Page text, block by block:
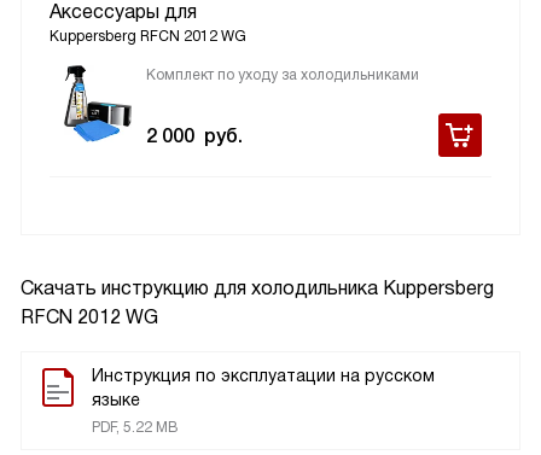
Скачать инструкцию для холодильника Kuppersberg
RFCN 2012 WG
Инструкция по эксплуатации на русском
языке
PDF, 5.22 MB
Аксессуары для
Kuppersberg RFCN 2012 WG
Комплект по уходу за холодильниками
2 000 руб.